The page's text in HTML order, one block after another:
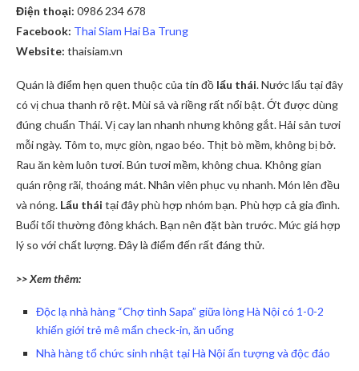
Điện thoại: 0986 234 678
Facebook: Thai Siam Hai Ba Trung
Website: thaisiam.vn
Quán là điểm hẹn quen thuộc của tín đồ lẩu thái. Nước lẩu tại đây
có vị chua thanh rõ rệt. Mùi sả và riềng rất nổi bật. Ớt được dùng
đúng chuẩn Thái. Vị cay lan nhanh nhưng không gắt. Hải sản tươi
mỗi ngày. Tôm to, mực giòn, ngao béo. Thịt bò mềm, không bị bở.
Rau ăn kèm luôn tươi. Bún tươi mềm, không chua. Không gian
quán rộng rãi, thoáng mát. Nhân viên phục vụ nhanh. Món lên đều
và nóng. Lẩu thái tại đây phù hợp nhóm bạn. Phù hợp cả gia đình.
Buổi tối thường đông khách. Bạn nên đặt bàn trước. Mức giá hợp
lý so với chất lượng. Đây là điểm đến rất đáng thử.
>> Xem thêm:
Độc lạ nhà hàng “Chợ tình Sapa” giữa lòng Hà Nội có 1-0-2
khiến giới trẻ mê mẩn check-in, ăn uống
Nhà hàng tổ chức sinh nhật tại Hà Nội ấn tượng và độc đáo